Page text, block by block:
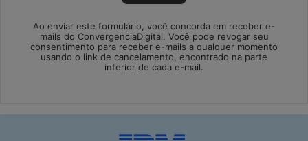
Ao enviar este formulário, você concorda em receber e-
mails do ConvergenciaDigital. Você pode revogar seu
consentimento para receber e-mails a qualquer momento
usando o link de cancelamento, encontrado na parte
inferior de cada e-mail.